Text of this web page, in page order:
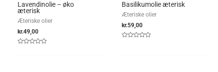
Lavendinolie – øko
æterisk
Æteriske olier
kr.49,00
Basilikumolie æterisk
Æteriske olier
kr.59,00